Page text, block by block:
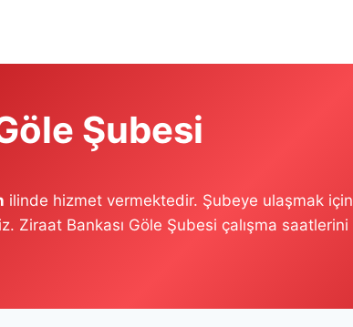
Şubesi
ilinde hizmet vermektedir. Şubeye ulaşmak için
Ziraat Bankası Göle Şubesi çalışma saatlerini